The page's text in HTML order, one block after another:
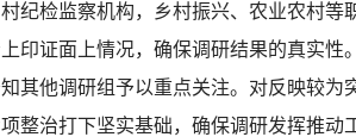
纪检监察机构，乡村振兴、农业农村
印证面上情况，确保调研结果的真实
其他调研组予以重点关注。对反映较
整治打下坚实基础，确保调研发挥推动